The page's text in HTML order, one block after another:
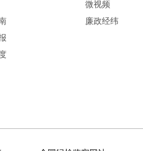
微视频
廉政经纬